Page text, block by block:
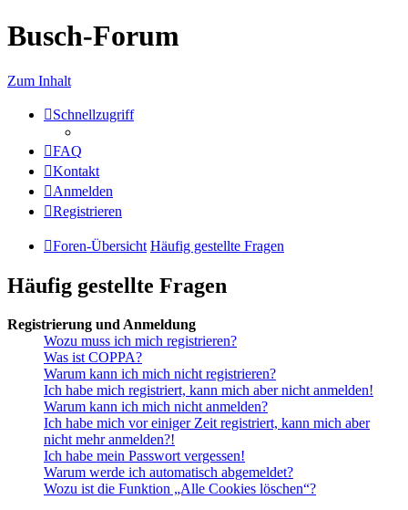
Busch-Forum
Zum Inhalt
Schnellzugriff
FAQ
Kontakt
Anmelden
Registrieren
Foren-Übersicht Häufig gestellte Fragen
Häufig gestellte Fragen
Registrierung und Anmeldung
Wozu muss ich mich registrieren?
Was ist COPPA?
Warum kann ich mich nicht registrieren?
Ich habe mich registriert, kann mich aber nicht anmelden!
Warum kann ich mich nicht anmelden?
Ich habe mich vor einiger Zeit registriert, kann mich aber
nicht mehr anmelden?!
Ich habe mein Passwort vergessen!
Warum werde ich automatisch abgemeldet?
Wozu ist die Funktion „Alle Cookies löschen“?